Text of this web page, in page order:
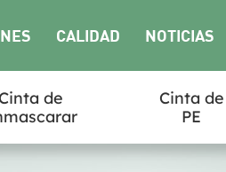
CALIDAD NOTICIAS
de
Cinta de
PE